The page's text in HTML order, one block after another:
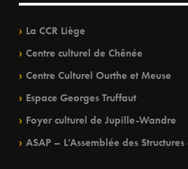
La CCR Liège
Centre culturel de Chênée
Centre Culturel Ourthe et Meuse
Espace Georges Truffaut
Foyer culturel de Jupille-Wandre
ASAP – L’Assemblée des